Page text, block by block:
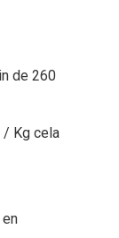
de 260
/ Kg cela